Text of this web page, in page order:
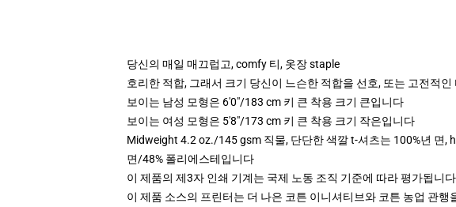
당신의 매일 매끄럽고, comfy 티, 옷장 staple
호리한 적합, 그래서 크기 당신이 느슨한 적합을 선호, 또는 고전적인
보이는 남성 모형은 6'0"/183 cm 키 큰 착용 크기 큰입니다
보이는 여성 모형은 5'8"/173 cm 키 큰 착용 크기 작은입니다
Midweight 4.2 oz./145 gsm 직물, 단단한 색깔 t-셔츠는 100%년 면
면/48% 폴리에스테입니다
이 제품의 제3자 인쇄 기계는 국제 노동 조직 기준에 따라 평가됩니다
이 제품 소스의 프린터는 더 나은 코튼 이니셔티브와 코튼 농업 관